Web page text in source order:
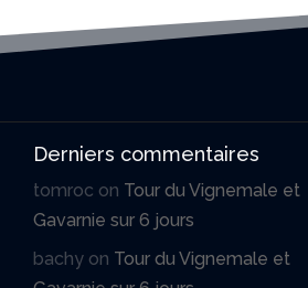
Derniers commentaires
tomroc on Tour du Vignemale et
Gavarnie sur 6 jours
bachyon Tour du Vignemale et